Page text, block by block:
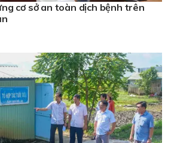
cơ sở an toàn dịch bệnh trên